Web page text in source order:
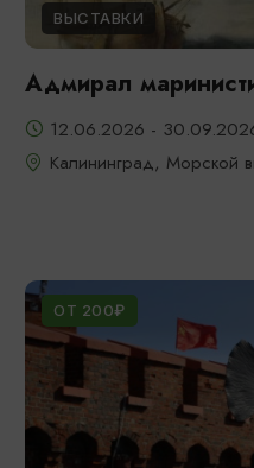
ВЫСТАВКИ
Адмирал
12.06.2026 -
Калининград, Морской
ОТ 200₽